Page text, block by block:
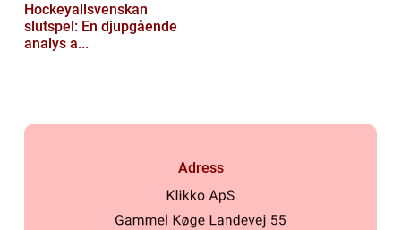
Hockeyallsvenskan
slutspel: En djupgående
analys a...
Adress